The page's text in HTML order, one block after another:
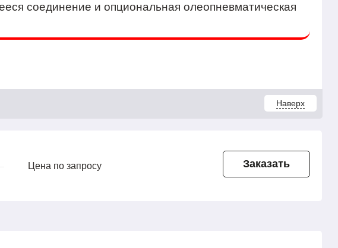
соединение и опциональная олеопневматическая
Наверх
Цена по запросу Заказать